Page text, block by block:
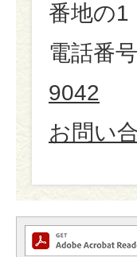
番地の1
電話番号
9042
お問い